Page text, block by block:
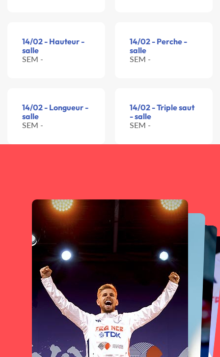
14/02 - Hauteur -
salle
SEM -
14/02 - Perche -
salle
SEM -
14/02 - Longueur -
salle
SEM -
14/02 - Triple saut
- salle
SEM -